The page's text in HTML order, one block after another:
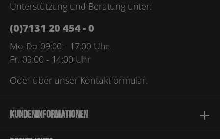
Unterstützung und Beratung unter:
(0)7131 20 454 - 0
Mo-Do 09:00 - 17:00 Uhr,
Fr. 09:00 - 14:00 Uhr
Oder über unser Kontaktformular.
Kundeninformationen